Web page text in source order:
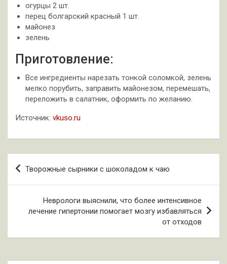
огурцы 2 шт.
перец болгарский красный 1 шт.
майонез
зелень
Приготовление:
Все ингредиенты нарезать тонкой соломкой, зелень
мелко порубить, заправить майонезом, перемешать,
переложить в салатник, оформить по желанию.
Источник: vkuso.ru
Навигация
Творожные сырники с шоколадом к чаю
Неврологи выяснили, что более интенсивное
лечение гипертонии помогает мозгу избавляться
от отходов